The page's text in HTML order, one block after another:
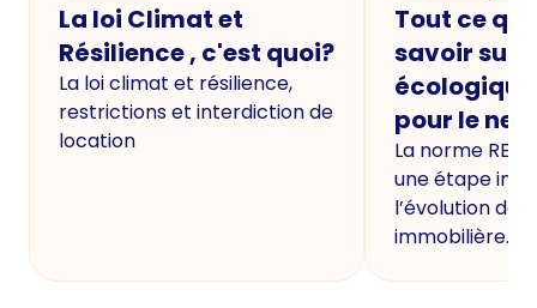
La loi Climat et
Résilience , c'est quoi?
La loi climat et résilience,
restrictions et interdiction de
location
Tout ce
savoir sur
écologique
pour le
La norme
une étape
l’évolution de
immobilière.